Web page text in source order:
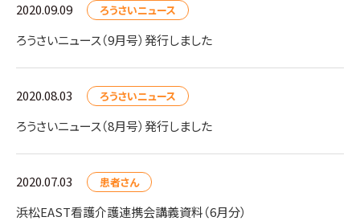
2020.09.09 ろうさいニュース
ろうさいニュース（9月号）発行しました
2020.08.03 ろうさいニュース
ろうさいニュース（8月号）発行しました
2020.07.03 患者さん
浜松EAST看護介護連携会講義資料（6月分）